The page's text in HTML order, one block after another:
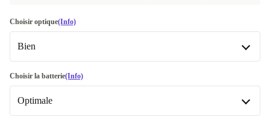
Choisir optique(Info)
Bien
Bien
Excellent +77,35 €
Choisir la batterie(Info)
Optimale